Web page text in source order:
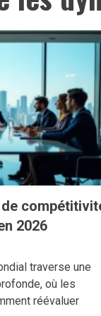
de
2026
traverse une
où les
réévaluer